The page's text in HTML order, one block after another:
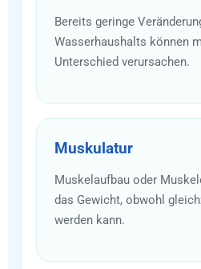
Bereits geringe
Wasserhaushalts können
Unterschied verursachen.
Muskulatur
Muskelaufbau oder
das Gewicht, obwohl
werden kann.